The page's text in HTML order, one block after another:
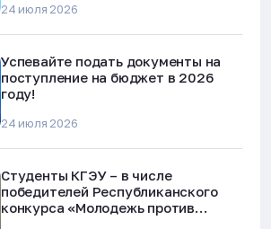
24 июля 2026
Успевайте подать документы на
поступление на бюджет в 2026
году!
24 июля 2026
Студенты КГЭУ – в числе
победителей Республиканского
конкурса «Молодежь против